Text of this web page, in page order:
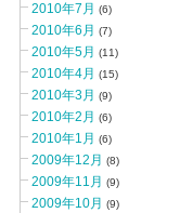
2010年7月 (6)
2010年6月 (7)
2010年5月 (11)
2010年4月 (15)
2010年3月 (9)
2010年2月 (6)
2010年1月 (6)
2009年12月 (8)
2009年11月 (9)
2009年10月 (9)